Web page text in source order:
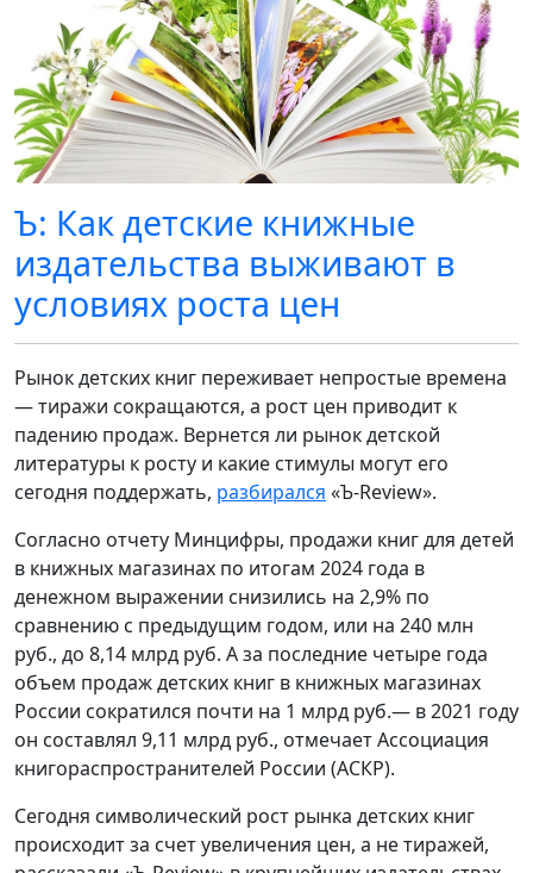
Ъ: Как детские книжные
издательства выживают в
условиях роста цен
Рынок детских книг переживает непростые времена
— тиражи сокращаются, а рост цен приводит к
падению продаж. Вернется ли рынок детской
литературы к росту и какие стимулы могут его
сегодня поддержать, разбирался «Ъ-Review».
Согласно отчету Минцифры, продажи книг для детей
в книжных магазинах по итогам 2024 года в
денежном выражении снизились на 2,9% по
сравнению с предыдущим годом, или на 240 млн
руб., до 8,14 млрд руб. А за последние четыре года
объем продаж детских книг в книжных магазинах
России сократился почти на 1 млрд руб.— в 2021 году
он составлял 9,11 млрд руб., отмечает Ассоциация
книгораспространителей России (АСКР).
Сегодня символический рост рынка детских книг
происходит за счет увеличения цен, а не тиражей,